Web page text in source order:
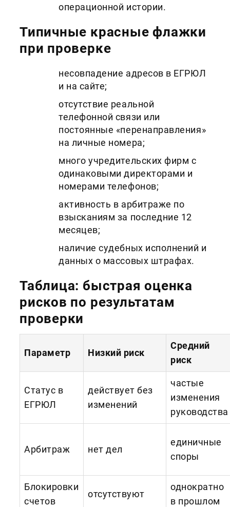
операционной истории.
Типичные красные флажки
при проверке
несовпадение адресов в ЕГРЮЛ
и на сайте;
отсутствие реальной
телефонной связи или
постоянные «перенаправления»
на личные номера;
много учредительских фирм с
одинаковыми директорами и
номерами телефонов;
активность в арбитраже по
взысканиям за последние 12
месяцев;
наличие судебных исполнений и
данных о массовых штрафах.
Таблица: быстрая оценка
рисков по результатам
проверки
Параметр Низкий риск
Средний
риск
Статус в
ЕГРЮЛ
действует без
изменений
частые
изменения
руководства
Арбитраж нет дел
единичные
споры
Блокировки
счетов
отсутствуют
однократно
в прошлом